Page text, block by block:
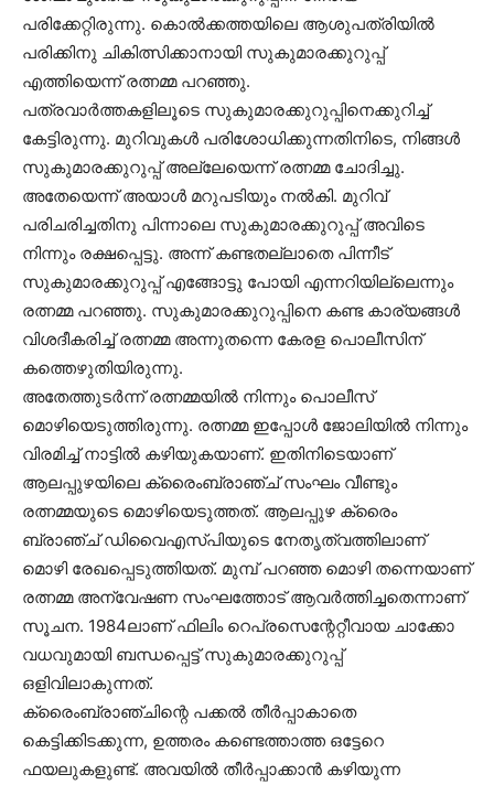
പരിക്കേറ്റിരുന്നു. കൊല്‍ക്കത്തയിലെ ആശുപത്രിയില്‍
പരിക്കിനു ചികിത്സിക്കാനായി സുകുമാരക്കുറുപ്പ്
എത്തിയെന്ന് രത്നമ്മ പറഞ്ഞു.
പത്രവാര്‍ത്തകളിലൂടെ സുകുമാരക്കുറുപ്പിനെക്കുറിച്ച്
കേട്ടിരുന്നു. മുറിവുകള്‍ പരിശോധിക്കുന്നതിനിടെ, നിങ്ങള്‍
സുകുമാരക്കുറുപ്പ് അല്ലേയെന്ന് രത്നമ്മ ചോദിച്ചു.
അതേയെന്ന് അയാള്‍ മറുപടിയും നല്‍കി. മുറിവ്
പരിചരിച്ചതിനു പിന്നാലെ സുകുമാരക്കുറുപ്പ് അവിടെ
നിന്നും രക്ഷപ്പെട്ടു. അന്ന് കണ്ടതല്ലാതെ പിന്നീട്
സുകുമാരക്കുറുപ്പ് എങ്ങോട്ടു പോയി എന്നറിയില്ലെന്നും
രത്നമ്മ പറഞ്ഞു. സുകുമാരക്കുറുപ്പിനെ കണ്ട കാര്യങ്ങള്‍
വിശദീകരിച്ച് രത്നമ്മ അന്നുതന്നെ കേരള പൊലീസിന്
കത്തെഴുതിയിരുന്നു.
അതേത്തുടര്‍ന്ന് രത്നമ്മയില്‍ നിന്നും പൊലീസ്
മൊഴിയെടുത്തിരുന്നു. രത്നമ്മ ഇപ്പോള്‍ ജോലിയില്‍ നിന്നും
വിരമിച്ച് നാട്ടില്‍ കഴിയുകയാണ്. ഇതിനിടെയാണ്
ആലപ്പുഴയിലെ ക്രൈംബ്രാഞ്ച് സംഘം വീണ്ടും
രത്നമ്മയുടെ മൊഴിയെടുത്തത്. ആലപ്പുഴ ക്രൈം
ബ്രാഞ്ച് ഡിവൈഎസ്പിയുടെ നേതൃത്വത്തിലാണ്
മൊഴി രേഖപ്പെടുത്തിയത്. മുമ്പ് പറഞ്ഞ മൊഴി തന്നെയാണ്
രത്നമ്മ അന്വേഷണ സംഘത്തോട് ആവര്‍ത്തിച്ചതെന്നാണ്
സൂചന. 1984ലാണ് ഫിലിം റെപ്രസെന്റേറ്റീവായ ചാക്കോ
വധവുമായി ബന്ധപ്പെട്ട് സുകുമാരക്കുറുപ്പ്
ഒളിവിലാകുന്നത്.
ക്രൈംബ്രാഞ്ചിന്റെ പക്കല്‍ തീര്‍പ്പാകാതെ
കെട്ടിക്കിടക്കുന്ന, ഉത്തരം കണ്ടെത്താത്ത ഒട്ടേറെ
ഫയലുകളുണ്ട്. അവയില്‍ തീര്‍പ്പാക്കാന്‍ കഴിയുന്ന